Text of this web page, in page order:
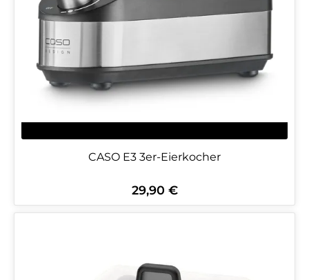
CASO E3 3er-Eierkocher
Regulärer Preis:
29,90 €